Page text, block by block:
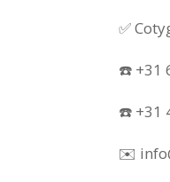
✅
☎️ +31
☎️ +31
✉️